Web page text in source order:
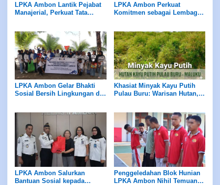
LPKA Ambon Lantik Pejabat
Manajerial, Perkuat Tata
LPKA Ambon Perkuat
Komitmen sebagai Lembaga
LPKA Ambon Gelar Bhakti
Sosial Bersih Lingkungan di
Khasiat Minyak Kayu Putih
Pulau Buru: Warisan Hutan,
LPKA Ambon Salurkan
Bantuan Sosial kepada
Penggeledahan Blok Hunian
LPKA Ambon Nihil Temuan